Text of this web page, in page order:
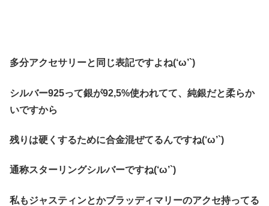
多分アクセサリーと同じ表記ですよね(‘ω’`)
シルバー925って銀が92,5%使われてて、純銀だと柔らか
いですから
残りは硬くするために合金混ぜてるんですね(‘ω’`)
通称スターリングシルバーですね(‘ω’`)
私もジャスティンとかブラッディマリーのアクセ持ってる